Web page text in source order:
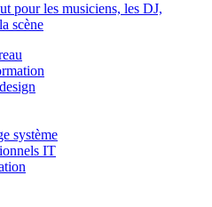
pour les musiciens, les DJ,
scène
système
IT